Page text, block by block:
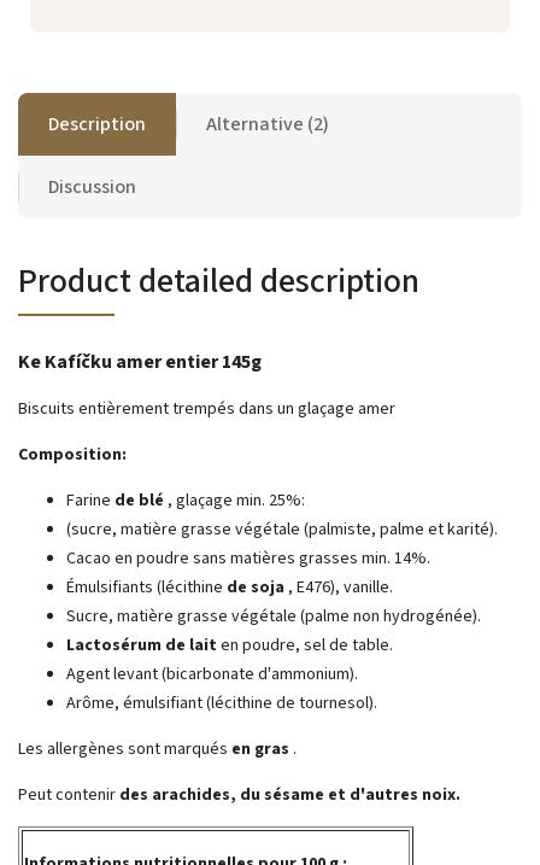
Description Alternative (2)
Discussion
Product detailed description
Ke Kafíčku amer entier 145g
Biscuits entièrement trempés dans un glaçage amer
Composition:
Farine de blé , glaçage min. 25%:
(sucre, matière grasse végétale (palmiste, palme et karité).
Cacao en poudre sans matières grasses min. 14%.
Émulsifiants (lécithine de soja , E476), vanille.
Sucre, matière grasse végétale (palme non hydrogénée).
Lactosérum de laiten poudre, sel de table.
Agent levant (bicarbonate d'ammonium).
Arôme, émulsifiant (lécithine de tournesol).
Les allergènes sont marqués en gras .
Peut contenir des arachides, du sésame et d'autres noix.